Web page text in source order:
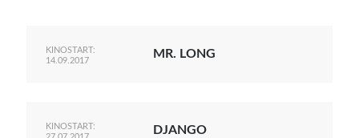
KINOSTART:
14.09.2017
MR. LONG
KINOSTART:
DJANGO